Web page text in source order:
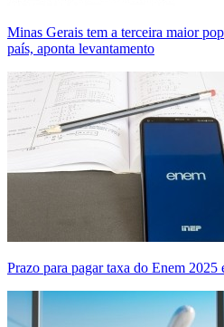
Minas Gerais tem a terceira maior
país, aponta levantamento
Prazo para pagar taxa do Enem